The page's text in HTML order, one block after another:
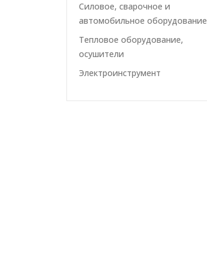
Силовое, сварочное и
автомобильное оборудование
Тепловое оборудование,
осушители
Электроинструмент